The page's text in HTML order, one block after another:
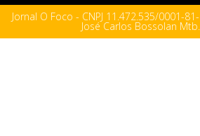
Jornal O Foco - CNPJ 11.472.535/0001-
José Carlos Bossolan